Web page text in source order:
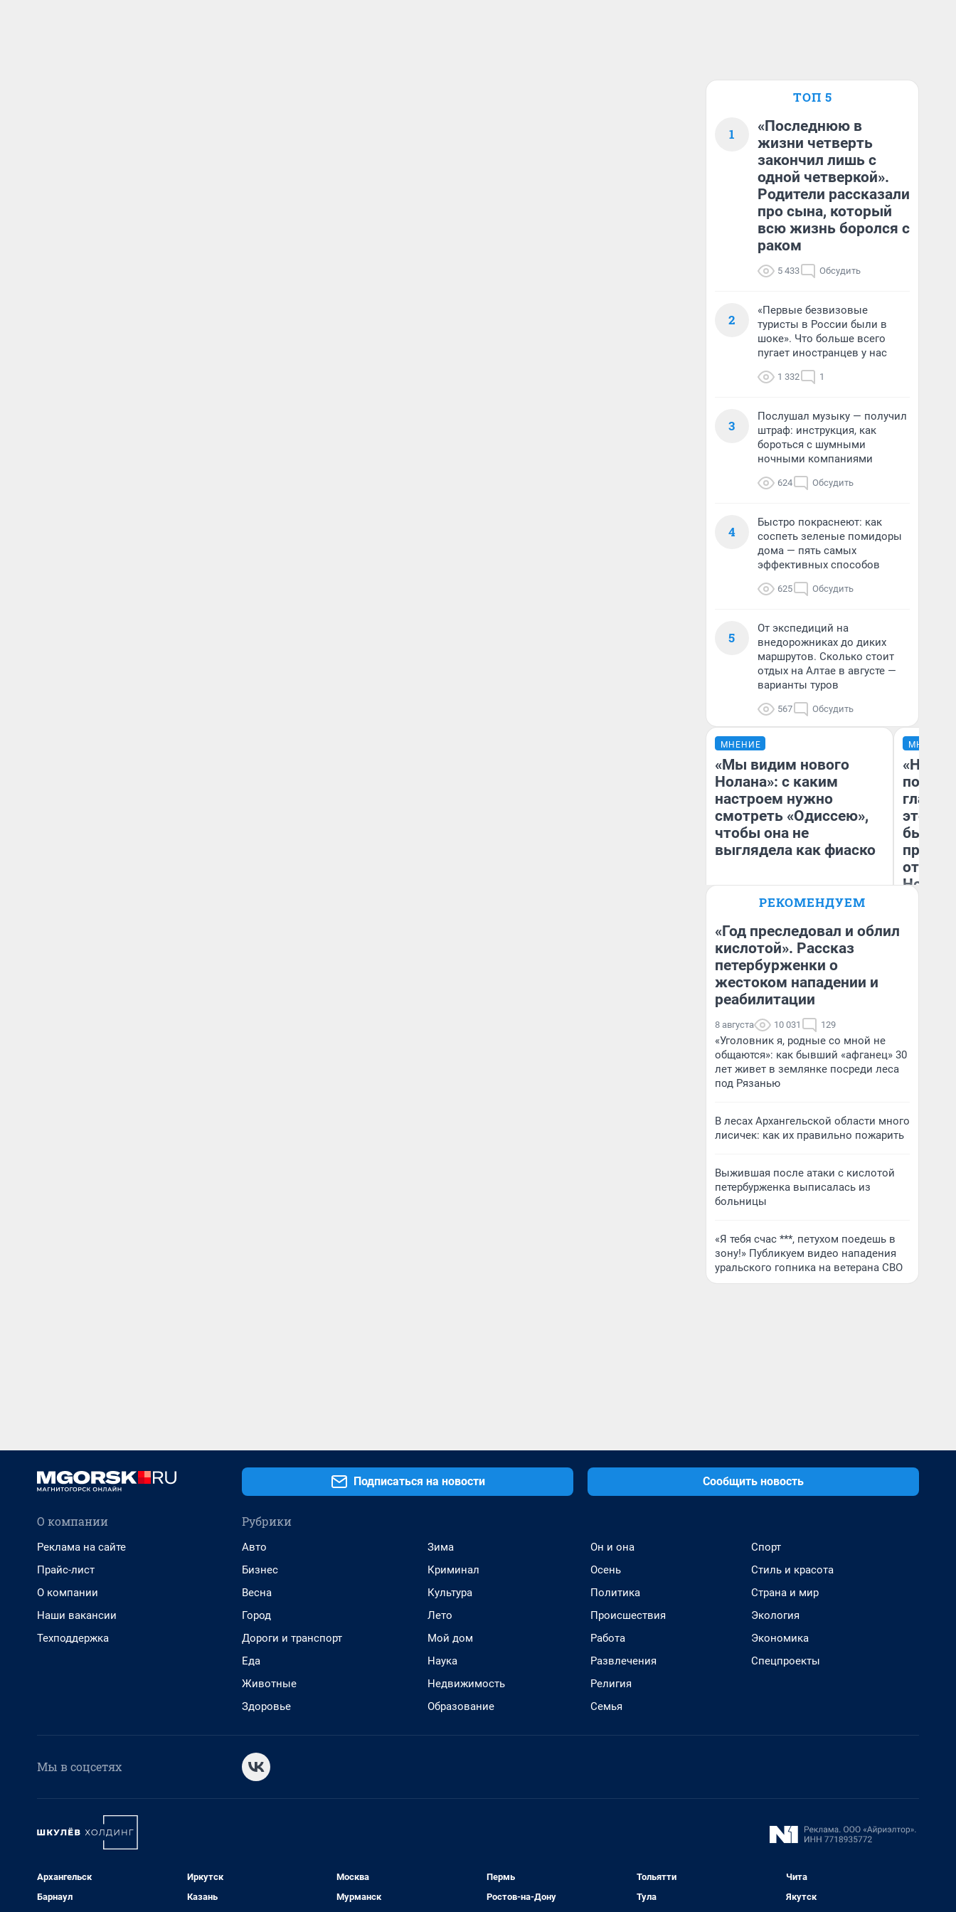
ТОП 5
1
«Последнюю в
жизни четверть
закончил лишь с
одной четверкой».
Родители рассказали
про сына, который
всю жизнь боролся с
раком
5 433 Обсудить
2
«Первые безвизовые
туристы в России были в
шоке». Что больше всего
пугает иностранцев у нас
1 332 1
3
Послушал музыку — получил
штраф: инструкция, как
бороться с шумными
ночными компаниями
624 Обсудить
4
Быстро покраснеют: как
соспеть зеленые помидоры
дома — пять самых
эффективных способов
625 Обсудить
5
От экспедиций на
внедорожниках до диких
маршрутов. Сколько стоит
отдых на Алтае в августе —
варианты туров
567 Обсудить
МНЕНИЕ
«Мы видим нового
Нолана»: с каким
настроем нужно
смотреть «Одиссею»,
чтобы она не
выглядела как фиаско
Надежда Губарь
МНЕНИЕ
этого
бьет
отзыв
Нолана
РЕКОМЕНДУЕМ
«Год преследовал и облил
кислотой». Рассказ
петербурженки о
жестоком нападении и
реабилитации
8 августа 10 031 129
«Уголовник я, родные со мной не
общаются»: как бывший «афганец» 30
лет живет в землянке посреди леса
под Рязанью
В лесах Архангельской области много
лисичек: как их правильно пожарить
Выжившая после атаки с кислотой
петербурженка выписалась из
больницы
«Я тебя счас ***, петухом поедешь в
зону!» Публикуем видео нападения
уральского гопника на ветерана СВО
Подписаться на новости Сообщить новость
О компании
Реклама на сайте
Прайс-лист
О компании
Наши вакансии
Техподдержка
Рубрики
Авто
Бизнес
Весна
Город
Дороги и транспорт
Еда
Животные
Здоровье
Зима
Криминал
Культура
Лето
Мой дом
Наука
Недвижимость
Образование
Он и она
Осень
Политика
Происшествия
Работа
Развлечения
Религия
Семья
Спорт
Стиль и красота
Страна и мир
Экология
Экономика
Спецпроекты
Мы в соцсетях
Архангельск
Барнаул
Иркутск
Казань
Москва
Мурманск
Пермь
Ростов-на-Дону
Тольятти
Тула
Чита
Якутск